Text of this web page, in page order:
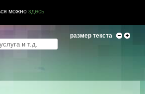
можно здесь
размер текста